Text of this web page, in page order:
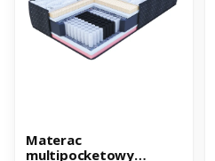
Promocja
Materac
multipocketowy